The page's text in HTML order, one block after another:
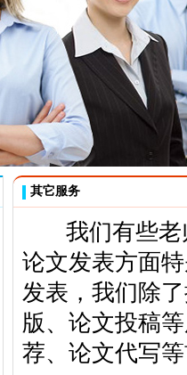
其它服务
我们有些老
论文发表方面
发表，我们除
版、论文投稿
荐、论文代写